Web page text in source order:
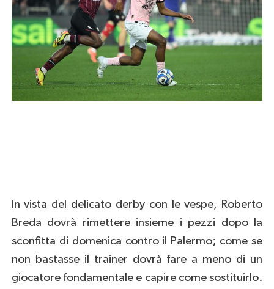
In vista del delicato derby con le vespe, Roberto
Breda dovrà rimettere insieme i pezzi dopo la
sconfitta di domenica contro il Palermo; come se
non bastasse il trainer dovrà fare a meno di un
giocatore fondamentale e capire come sostituirlo.